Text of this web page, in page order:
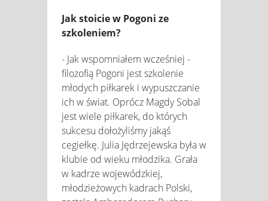
Jak stoicie w Pogoni ze
szkoleniem?
- Jak wspomniałem wcześniej -
filozofią Pogoni jest szkolenie
młodych piłkarek i wypuszczanie
ich w świat. Oprócz Magdy Sobal
jest wiele piłkarek, do których
sukcesu dołożyliśmy jakąś
cegiełkę. Julia Jędrzejewska była w
klubie od wieku młodzika. Grała
w kadrze wojewódzkiej,
młodzieżowych kadrach Polski,